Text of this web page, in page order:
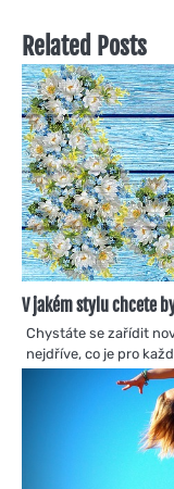
Related Posts
V jakém stylu chcete
Chystáte se zařídit
nejdříve, co je pro